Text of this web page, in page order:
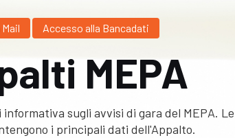
Accesso alla Bancadati
MEPA
informativa sugli avvisi di gara del MEPA. Le
i principali dati dell'Appalto.